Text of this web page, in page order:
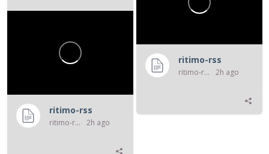
ritimo-rss
ritimo-rss 2h ago
ritimo-rss
ritimo-rss 2h ago